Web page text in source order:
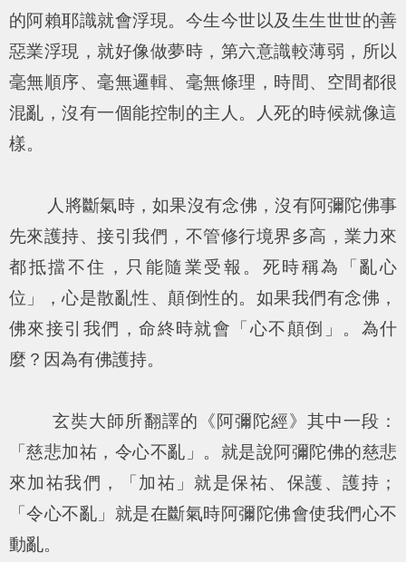
的阿賴耶識就會浮現。今生今世以及生生世世的善
惡業浮現，就好像做夢時，第六意識較薄弱，所以
毫無順序、毫無邏輯、毫無條理，時間、空間都很
混亂，沒有一個能控制的主人。人死的時候就像這
樣。
人將斷氣時，如果沒有念佛，沒有阿彌陀佛事
先來護持、接引我們，不管修行境界多高，業力來
都抵擋不住，只能隨業受報。死時稱為「亂心
位」，心是散亂性、顛倒性的。如果我們有念佛，
佛來接引我們，命終時就會「心不顛倒」。為什
麼？因為有佛護持。
玄奘大師所翻譯的《阿彌陀經》其中一段：
「慈悲加祐，令心不亂」。就是說阿彌陀佛的慈悲
來加祐我們，「加祐」就是保祐、保護、護持；
「令心不亂」就是在斷氣時阿彌陀佛會使我們心不
動亂。